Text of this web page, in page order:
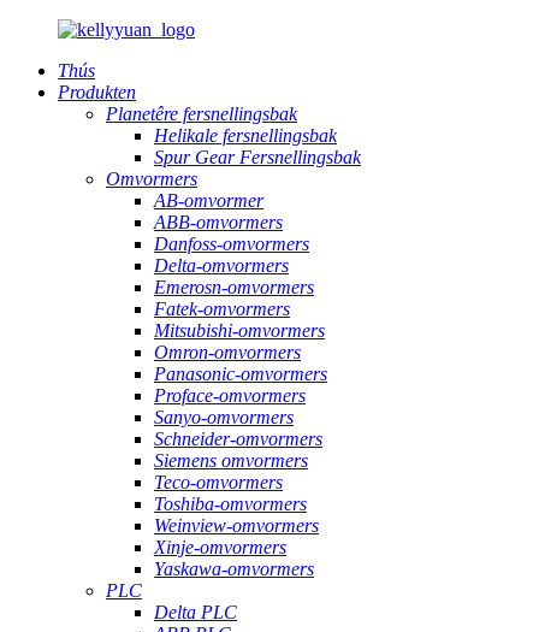
Thús
Produkten
Planetêre fersnellingsbak
Helikale fersnellingsbak
Spur Gear Fersnellingsbak
Omvormers
AB-omvormer
ABB-omvormers
Danfoss-omvormers
Delta-omvormers
Emerosn-omvormers
Fatek-omvormers
Mitsubishi-omvormers
Omron-omvormers
Panasonic-omvormers
Proface-omvormers
Sanyo-omvormers
Schneider-omvormers
Siemens omvormers
Teco-omvormers
Toshiba-omvormers
Weinview-omvormers
Xinje-omvormers
Yaskawa-omvormers
PLC
Delta PLC